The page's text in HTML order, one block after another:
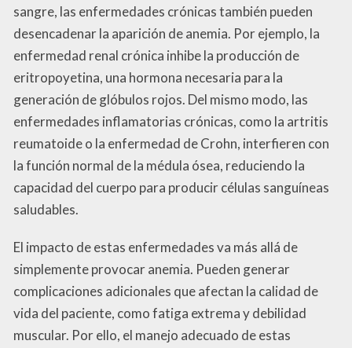
sangre, las enfermedades crónicas también pueden
desencadenar la aparición de anemia. Por ejemplo, la
enfermedad renal crónica inhibe la producción de
eritropoyetina, una hormona necesaria para la
generación de glóbulos rojos. Del mismo modo, las
enfermedades inflamatorias crónicas, como la artritis
reumatoide o la enfermedad de Crohn, interfieren con
la función normal de la médula ósea, reduciendo la
capacidad del cuerpo para producir células sanguíneas
saludables.
El impacto de estas enfermedades va más allá de
simplemente provocar anemia. Pueden generar
complicaciones adicionales que afectan la calidad de
vida del paciente, como fatiga extrema y debilidad
muscular. Por ello, el manejo adecuado de estas